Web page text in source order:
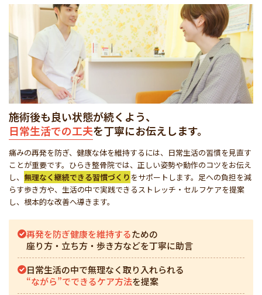
施術後も良い状態が続くよう、
日常生活での工夫を丁寧にお伝えします。
痛みの再発を防ぎ、健康な体を維持するには、日常生活の習慣を見直す
ことが重要です。ひらき整骨院では、正しい姿勢や動作のコツをお伝え
し、 無理なく継続できる習慣づくりをサポートします。足への負担を減
らす歩き方や、生活の中で実践できるストレッチ・セルフケアを提案
し、根本的な改善へ導きます。
再発を防ぎ健康を維持するための
座り方・立ち方・歩き方などを丁寧に助言
日常生活の中で無理なく取り入れられる
“ながら”でできるケア方法を提案